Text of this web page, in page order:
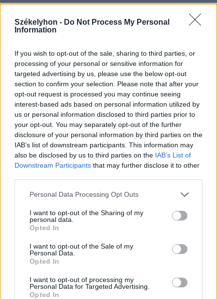
Székelyhon - Do Not Process My Personal
Information
If you wish to opt-out of the sale, sharing to third parties, or
processing of your personal or sensitive information for
targeted advertising by us, please use the below opt-out
section to confirm your selection. Please note that after your
opt-out request is processed you may continue seeing
interest-based ads based on personal information utilized by
us or personal information disclosed to third parties prior to
your opt-out. You may separately opt-out of the further
disclosure of your personal information by third parties on the
IAB’s list of downstream participants. This information may
also be disclosed by us to third parties on the IAB’s List of
Downstream Participants that may further disclose it to other
Personal Data Processing Opt Outs
I want to opt-out of the Sharing of my
personal data.
Opted In
I want to opt-out of the Sale of my
Personal Data.
Opted In
I want to opt-out of processing my
Personal Data for Targeted Advertising.
Opted In
Hasznos
Impresszum
Szerzői jogok
Adatvédelmi tájékoztató
Cookie-kezelési tájékoztató
Hozzászólási szabályzat
Nyomtatott lapjaink archívuma
Székely Hírmondó archívuma
Sütibeállítások
Médiatér